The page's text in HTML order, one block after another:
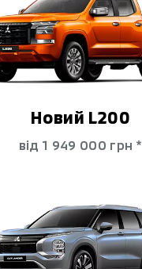
Новий L200
від 1 949 000 гpн *